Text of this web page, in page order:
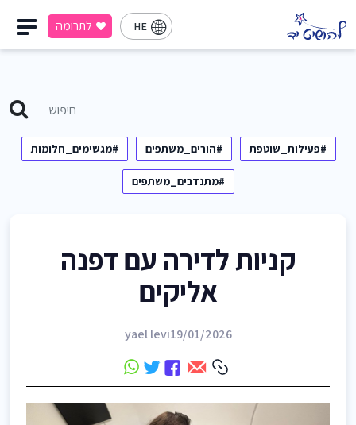
HE לתרומה
#פעילות_שוטפת #הורים_משתפים #מגשימים_חלומות
#מתנדבים_משתפים
קניות לדירה עם דפנה
אליקים
yael levi19/01/2026